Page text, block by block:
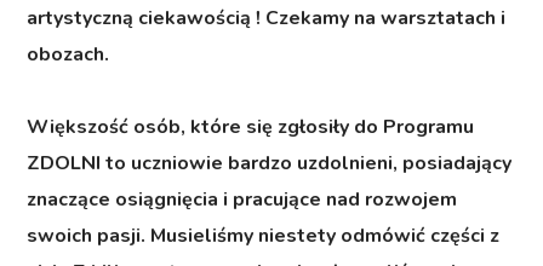
artystyczną ciekawością ! Czekamy na warsztatach i
obozach.
Większość osób, które się zgłosiły do Programu
ZDOLNI to uczniowie bardzo uzdolnieni, posiadający
znaczące osiągnięcia i pracujące nad rozwojem
swoich pasji. Musieliśmy niestety odmówić części z